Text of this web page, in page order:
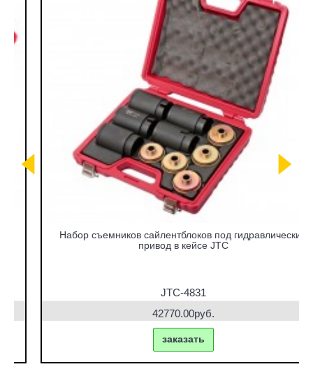
Набор съемников сайлентблоков под гидравлический
привод в кейсе JTC
JTC-4831
42770.00руб.
заказать